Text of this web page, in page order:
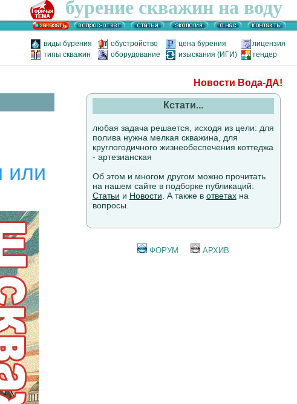
бурение скважин на воду
виды бурения обустройство цена бурения
лицензия
типы скважин
оборудование изыскания (ИГИ) тендер
Новости Вода-ДА!
или
Кстати...
любая задача решается, исходя из цели: для
полива нужна мелкая скважина, для
круглогодичного жизнеобеспечения коттеджа
- артезианская
Об этом и многом другом можно прочитать
на нашем сайте в подборке публикаций:
Статьи и Новости. А также в ответахна
вопросы.
ФОРУМ АРХИВ